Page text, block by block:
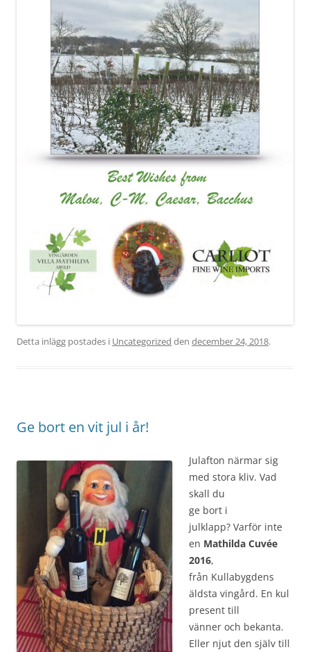
Detta inlägg postades i Uncategorized den december 24, 2018.
Ge bort en vit jul i år!
Julafton närmar sig
med stora kliv. Vad
skall du
ge bort i
julklapp? Varför inte
en Mathilda Cuvée
2016,
från Kullabygdens
äldsta vingård. En kul
present till
vänner och bekanta.
Eller njut den själv till